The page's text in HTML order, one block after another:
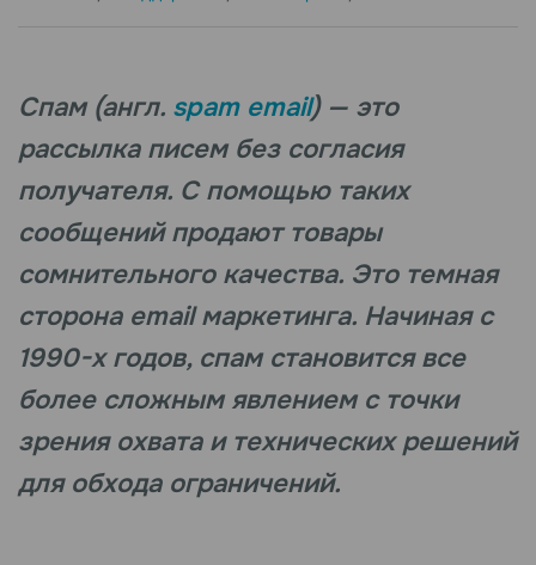
Спам (англ. spam email) — это
рассылка писем без согласия
получателя. С помощью таких
сообщений продают товары
сомнительного качества. Это темная
сторона email маркетинга. Начиная с
1990-х годов, спам становится все
более сложным явлением с точки
зрения охвата и технических решений
для обхода ограничений.